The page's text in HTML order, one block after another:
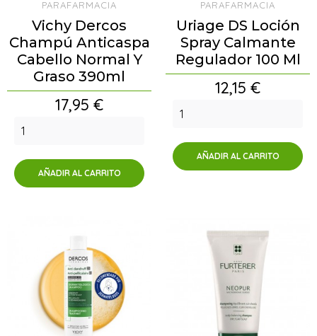
PARAFARMACIA
Vichy Dercos
Champú Anticaspa
Cabello Normal Y
Graso 390ml
Precio
17,95 €
AÑADIR AL CARRITO
PARAFARMACIA
Uriage DS Loción
Spray Calmante
Regulador 100 Ml
Precio
12,15 €
AÑADIR AL CARRITO